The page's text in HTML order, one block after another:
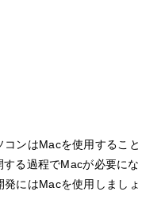
ンはMacを使用すること
る過程でMacが必要にな
にはMacを使用しましょ